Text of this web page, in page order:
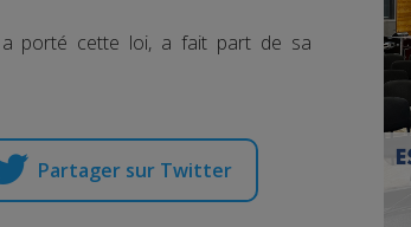
porté cette loi, a fait part de sa
Partager sur Twitter